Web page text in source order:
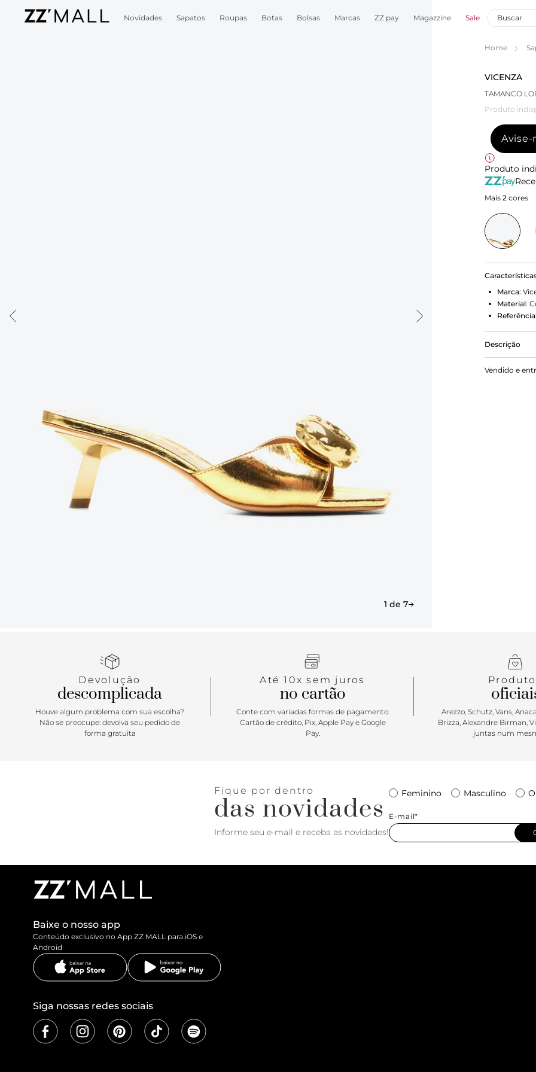
Novidades Sapatos Roupas Botas Bolsas Marcas ZZ pay Magazzine Sale
1 de 7
Home
VICENZA
TAMANCO
Produto
Avise-
Produto
Mais 2 cores
Marca:
Material:
Referência:
Descrição
Tamanco
design
Vendido e
Devolução
descomplicada
Houve algum problema com sua escolha?
Não se preocupe: devolva seu pedido de
forma gratuita
Até 10x sem juros
no cartão
Conte com variadas formas de pagamento:
Cartão de crédito, Pix, Apple Pay e Google
Pay.
Arezzo, Schutz, Vans,
Brizza, Alexandre Birman,
juntas num
Fique por dentro
das novidades
Informe seu e-mail e receba as novidades!
Feminino Masculino
E-mail*
Baixe o nosso app
Conteúdo exclusivo no App ZZ MALL para iOS e
Android
Siga nossas redes sociais